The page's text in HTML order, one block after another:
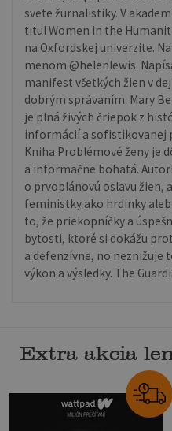
svete žurnalistiky. V
titul Women in the
na Oxfordskej univerzite.
menom @helenlewis.
manifest všetkých žien v
dobrým správaním. Mary
je plná živých čriepok z
informácií a sofistikovanej
Kniha Problémové ženy je
a informačne bohatá.
o prvoplánovú oslavu žien,
feministky ako hrdinky
to, že priekopníčky a
bytosti, ktoré si dokážu
a defenzívne, no neznižuje
výkon a výsledky. The
Extra akcia